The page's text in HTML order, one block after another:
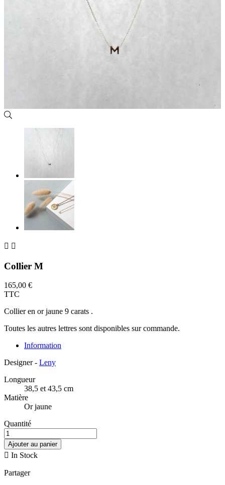
 
Collier M
165,00 €
TTC
Collier en or jaune 9 carats .
Toutes les autres lettres sont disponibles sur commande.
Information
Designer - Leny
Longueur
38,5 et 43,5 cm
Matière
Or jaune
Quantité
Ajouter au panier
 In Stock
Partager